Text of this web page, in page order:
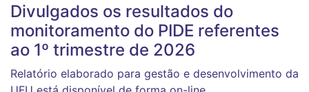
Divulgados os resultados do
monitoramento do PIDE referentes
ao 1º trimestre de 2026
Relatório elaborado para gestão e desenvolvimento da